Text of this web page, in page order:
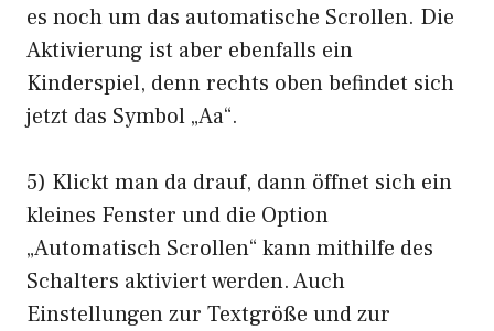
es noch um das automatische Scrollen. Die
Aktivierung ist aber ebenfalls ein
Kinderspiel, denn rechts oben befindet sich
jetzt das Symbol „Aa“.
5) Klickt man da drauf, dann öffnet sich ein
kleines Fenster und die Option
„Automatisch Scrollen“ kann mithilfe des
Schalters aktiviert werden. Auch
Einstellungen zur Textgröße und zur